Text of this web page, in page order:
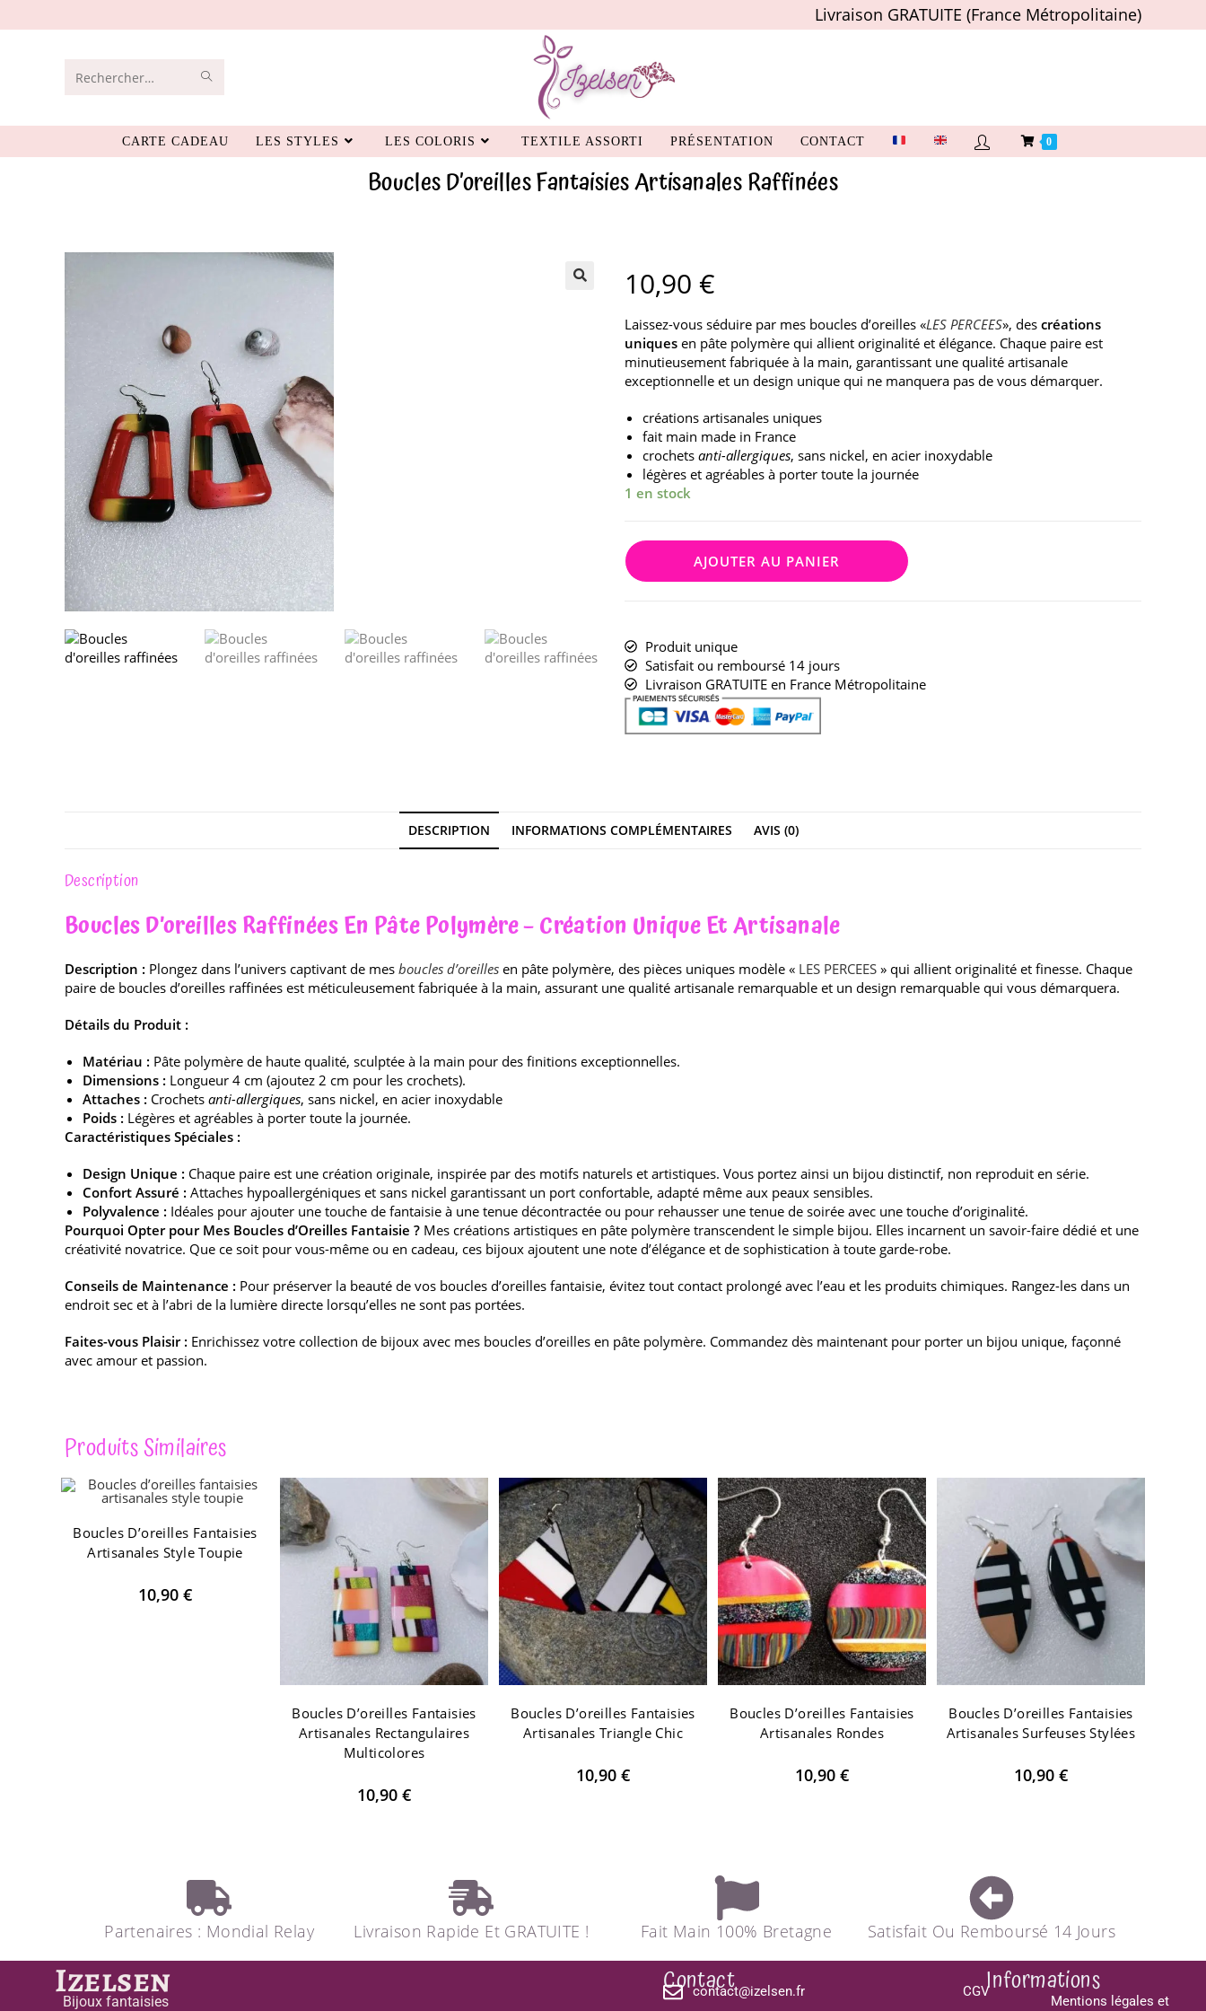
Livraison GRATUITE (France Métropolitaine)
Rechercher
CARTE CADEAU LES STYLES LES COLORIS TEXTILE ASSORTI PRÉSENTATION CONTACT 0
Boucles D’oreilles Fantaisies Artisanales Raffinées
10,90 €
Laissez-vous séduire par mes boucles d’oreilles «LES PERCEES», des créations
uniques en pâte polymère qui allient originalité et élégance. Chaque paire est
minutieusement fabriquée à la main, garantissant une qualité artisanale
exceptionnelle et un design unique qui ne manquera pas de vous démarquer.
créations artisanales uniques
fait main made in France
crochets anti-allergiques, sans nickel, en acier inoxydable
légères et agréables à porter toute la journée
1 en stock
AJOUTER AU PANIER
Produit unique
Satisfait ou remboursé 14 jours
Livraison GRATUITE en France Métropolitaine
DESCRIPTION INFORMATIONS COMPLÉMENTAIRES AVIS (0)
Description
Boucles D’oreilles Raffinées En Pâte Polymère – Création Unique Et Artisanale
Description : Plongez dans l’univers captivant de mes boucles d’oreilles en pâte polymère, des pièces uniques modèle « LES PERCEES » qui allient originalité et finesse. Chaque
paire de boucles d’oreilles raffinées est méticuleusement fabriquée à la main, assurant une qualité artisanale remarquable et un design remarquable qui vous démarquera.
Détails du Produit :
Matériau : Pâte polymère de haute qualité, sculptée à la main pour des finitions exceptionnelles.
Dimensions : Longueur 4 cm (ajoutez 2 cm pour les crochets).
Attaches : Crochets anti-allergiques, sans nickel, en acier inoxydable
Poids : Légères et agréables à porter toute la journée.
Caractéristiques Spéciales :
Design Unique : Chaque paire est une création originale, inspirée par des motifs naturels et artistiques. Vous portez ainsi un bijou distinctif, non reproduit en série.
Confort Assuré : Attaches hypoallergéniques et sans nickel garantissant un port confortable, adapté même aux peaux sensibles.
Polyvalence : Idéales pour ajouter une touche de fantaisie à une tenue décontractée ou pour rehausser une tenue de soirée avec une touche d’originalité.
Pourquoi Opter pour Mes Boucles d’Oreilles Fantaisie ? Mes créations artistiques en pâte polymère transcendent le simple bijou. Elles incarnent un savoir-faire dédié et une
créativité novatrice. Que ce soit pour vous-même ou en cadeau, ces bijoux ajoutent une note d’élégance et de sophistication à toute garde-robe.
Conseils de Maintenance : Pour préserver la beauté de vos boucles d’oreilles fantaisie, évitez tout contact prolongé avec l’eau et les produits chimiques. Rangez-les dans un
endroit sec et à l’abri de la lumière directe lorsqu’elles ne sont pas portées.
Faites-vous Plaisir : Enrichissez votre collection de bijoux avec mes boucles d’oreilles en pâte polymère. Commandez dès maintenant pour porter un bijou unique, façonné
avec amour et passion.
Produits Similaires
Boucles D’oreilles Fantaisies
Artisanales Style Toupie
10,90 €
Boucles D’oreilles Fantaisies
Artisanales Rectangulaires
Multicolores
10,90 €
Boucles D’oreilles Fantaisies
Artisanales Triangle Chic
10,90 €
Boucles D’oreilles Fantaisies
Artisanales Rondes
10,90 €
Boucles D’oreilles Fantaisies
Artisanales Surfeuses Stylées
10,90 €
Partenaires : Mondial Relay Livraison Rapide Et GRATUITE ! Fait Main 100% Bretagne Satisfait Ou Remboursé 14 Jours
Izelsen
Bijoux fantaisies
Contact
contact@izelsen.fr Informations
CGV
Mentions légales et